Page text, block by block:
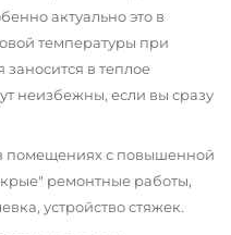
актуально это в
температуры при
в теплое
неизбежны, если вы сразу
помещениях с повышенной
ремонтные работы,
устройство стяжек.